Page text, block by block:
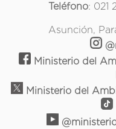
Teléfono: 021
Asunción,
Ministerio del
Ministerio del